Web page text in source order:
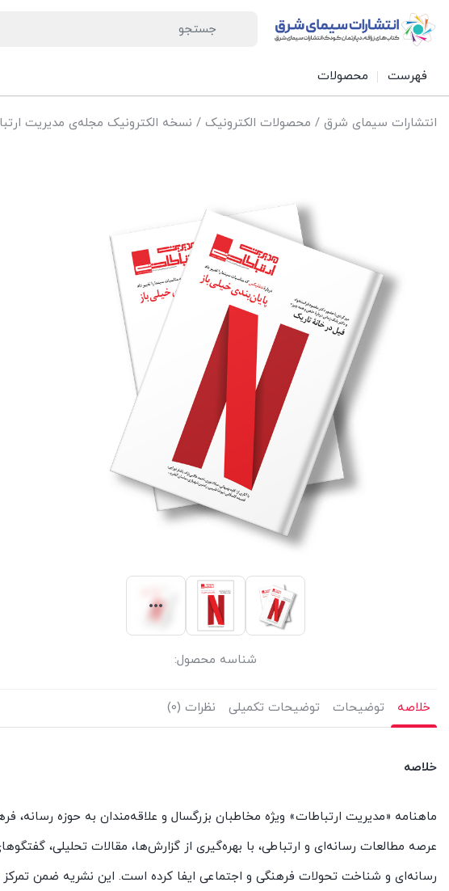
فهرست محصولات
انتشارات سیمای شرق / محصولات الکترونیک / نسخه الکترونیک مجله‌ی مدیریت
شناسه محصول:
خلاصه توضیحات توضیحات تکمیلی نظرات (0)
خلاصه
ماهنامه «مدیریت ارتباطات» ویژه مخاطبان بزرگسال و علاقه‌مندان به حوزه
عرصه مطالعات رسانه‌ای و ارتباطی، با بهره‌گیری از گزارش‌ها، مقالات تحلیلی،
رسانه‌ای و شناخت تحولات فرهنگی و اجتماعی ایفا کرده است. این نشریه ضمن تمرکز